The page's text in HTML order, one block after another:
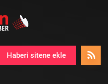
Haberi sitene ekle